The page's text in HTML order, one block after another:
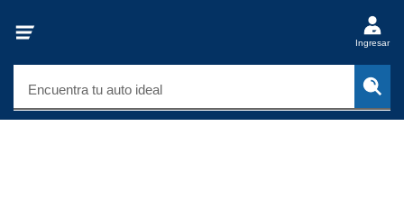
Ingresar
Encuentra tu auto ideal